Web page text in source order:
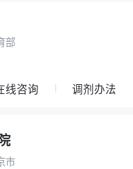
部
线咨询 调剂办法
市